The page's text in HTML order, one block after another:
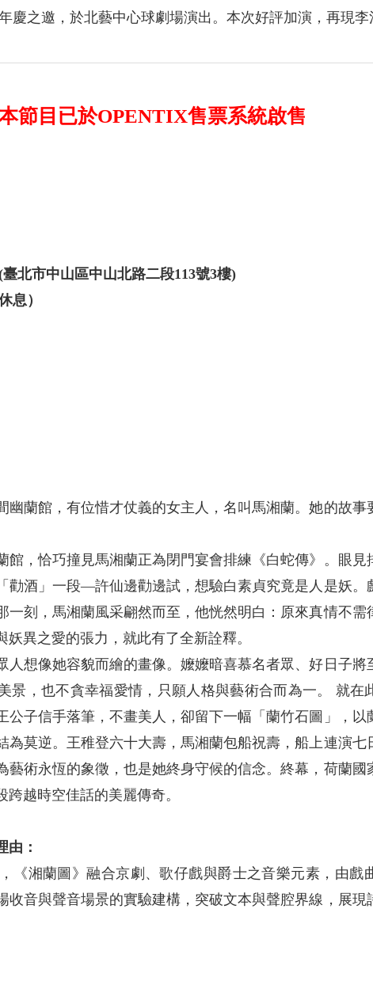
慶之邀，於北藝中心球劇場演出。本次好評加演，再現
節目已於OPENTIX售票系統啟售
北市中山區中山北路二段113號3樓)
息）
幽蘭館，有位惜才仗義的女主人，名叫馬湘蘭。她的故事
館，恰巧撞見馬湘蘭正為閉門宴會排練《白蛇傳》。眼見
勸酒」一段—許仙邊勸邊試，想驗白素貞究竟是人是妖。
一刻，馬湘蘭風采翩然而至，他恍然明白：原來真情不需
異之愛的張力，就此有了全新詮釋。
人想像她容貌而繪的畫像。嬤嬤暗喜慕名者眾、好日子將
景，也不貪幸福愛情，只願人格與藝術合而為一。 就在
公子信手落筆，不畫美人，卻留下一幅「蘭竹石圖」，以
為莫逆。王稚登六十大壽，馬湘蘭包船祝壽，船上連演七
藝術永恆的象徵，也是她終身守候的信念。終幕，荷蘭國
越時空佳話的美麗傳奇。
由：
《湘蘭圖》融合京劇、歌仔戲與爵士之音樂元素，由戲
收音與聲音場景的實驗建構，突破文本與聲腔界線，展現